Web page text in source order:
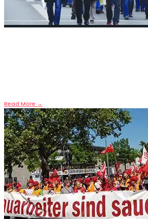
Read More →